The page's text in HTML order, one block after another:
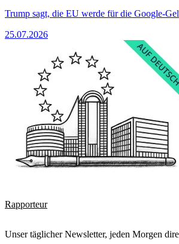
Trump sagt, die EU werde für die Google-
25.07.2026
Rapporteur
Unser täglicher Newsletter, jeden Morgen